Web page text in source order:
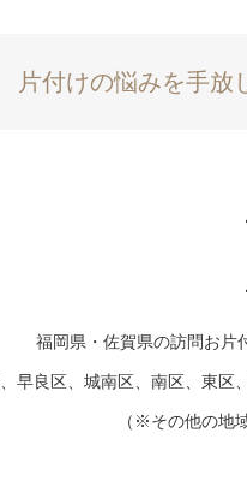
片付けの悩みを手放
福岡県・佐賀県の訪問お片
早良区、城南区、南区、東
（※その他の地